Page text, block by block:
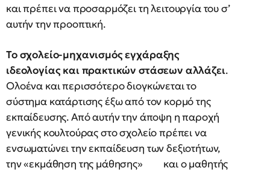
και πρέπει να προσαρμόζει τη λειτουργία του σ’
αυτήν την προοπτική.
Το σχολείο-μηχανισμός εγχάραξης
ιδεολογίας και πρακτικών στάσεων αλλάζει.
Ολοένα και περισσότερο διογκώνεται το
σύστημα κατάρτισης έξω από τον κορμό της
εκπαίδευσης. Από αυτήν την άποψη η παροχή
γενικής κουλτούρας στο σχολείο πρέπει να
ενσωματώνει την εκπαίδευση των δεξιοτήτων,
την «εκμάθηση της μάθησης» και ο μαθητής